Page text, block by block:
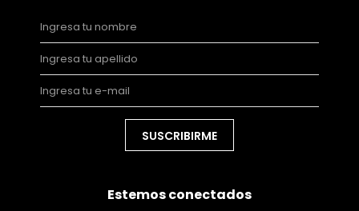
SUSCRIBIRME
Estemos conectados